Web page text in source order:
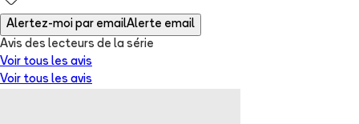
Alertez-moi par emailAlerte email
Avis des lecteurs de la série
Voir tous les avis
Voir tous les avis